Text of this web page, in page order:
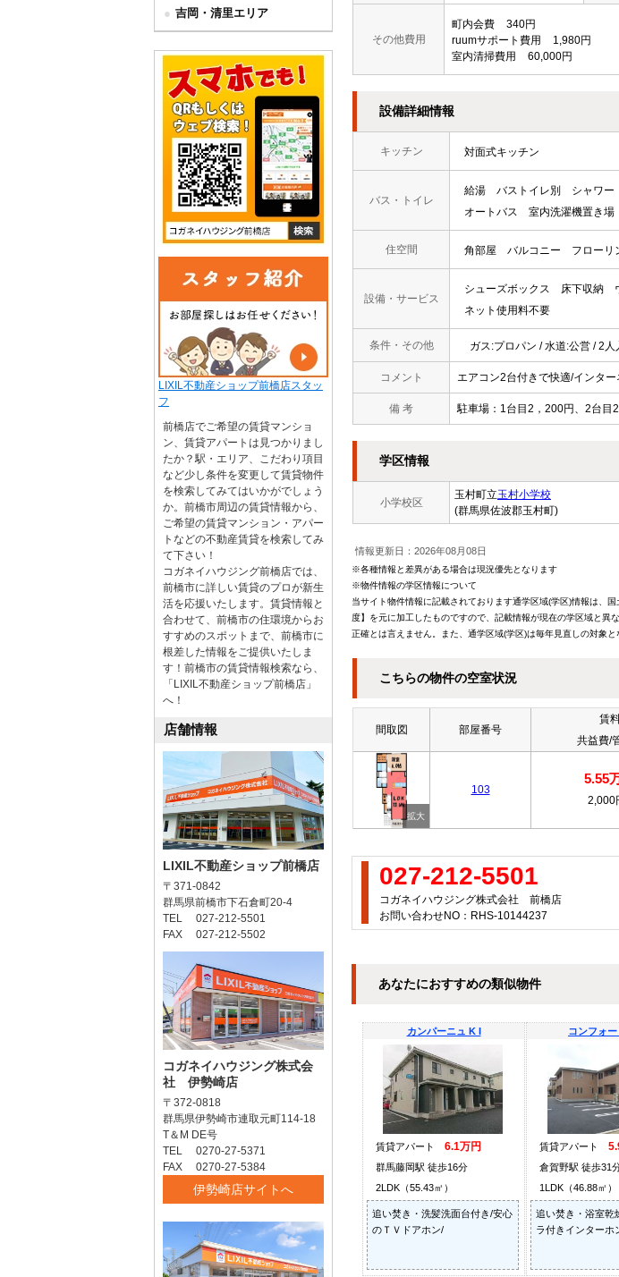
その他費用
町内会費
340円
ruumサポート費用
1,980円
室内清掃費用
60,000円
設備詳細情報
キッチン 対面式キッチン
バス・トイレ
給湯 バストイレ別 シャワー
オートバス
室内洗濯機置き場
住空間 角部屋 バルコニー フローリ
設備・サービス
シューズボックス 床下収納
ネット使用料不要
条件・その他 ガス:プロパン / 水道:公営 / 2
コメント エアコン2台付きで快適/インタ
備 考 駐車場：1台目2，200円、2台
学区情報
小学校区
玉村町立玉村小学校
(群馬県佐波郡玉村町)
情報更新日：2026年08月08日
※各種情報と差異がある場合は現況優先となります
※物件情報の学区情報について
当サイト物件情報に記載されております通学区域(学区)情報は、
度】を元に加工したものですので、記載情報が現在の学区域と異
正確とは言えません。また、通学区域(学区)は毎年見直しの対象
こちらの物件の空室状況
間取図 部屋番号
賃
共益費/
103
5.55
2,000
027-212-5501
コガネイハウジング株式会社 前橋店
お問い合わせNO：RHS-10144237
あなたにおすすめの類似物件
カンパーニュ K I
賃貸アパート 6.1万円
群馬藤岡駅 徒歩16分
2LDK（55.43㎡）
追い焚き・洗髪洗面台付き/安心
のＴＶドアホン/
コンフォ
賃貸アパート
倉賀野駅 徒歩31
1LDK（46.88㎡）
追い焚き・浴室乾
ラ付きインターホ
吉岡・清里エリア
LIXIL不動産ショップ前橋店スタッ
フ
前橋店でご希望の賃貸マンショ
ン、賃貸アパートは見つかりまし
たか？駅・エリア、こだわり項目
など少し条件を変更して賃貸物件
を検索してみてはいかがでしょう
か。前橋市周辺の賃貸情報から、
ご希望の賃貸マンション・アパー
トなどの不動産賃貸を検索してみ
て下さい！
コガネイハウジング前橋店では、
前橋市に詳しい賃貸のプロが新生
活を応援いたします。賃貸情報と
合わせて、前橋市の住環境からお
すすめのスポットまで、前橋市に
根差した情報をご提供いたしま
す！前橋市の賃貸情報検索なら、
「LIXIL不動産ショップ前橋店」
へ！
店舗情報
LIXIL不動産ショップ前橋店
〒371-0842
群馬県前橋市下石倉町20-4
TEL 027-212-5501
FAX 027-212-5502
コガネイハウジング株式会
社 伊勢崎店
〒372-0818
群馬県伊勢崎市連取元町114-18
T＆M DE号
TEL 0270-27-5371
FAX 0270-27-5384
伊勢崎店サイトへ